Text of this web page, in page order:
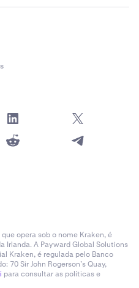
opera sob o nome Kraken, é
Irlanda. A Payward Global Solutions
Kraken, é regulada pelo Banco
70 Sir John Rogerson’s Quay,
para consultar as políticas e